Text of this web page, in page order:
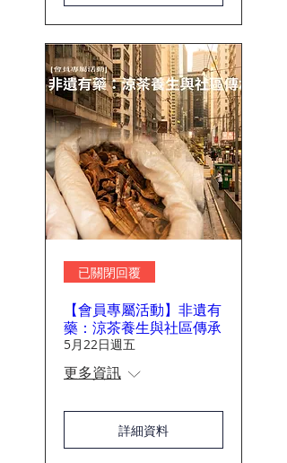
已關閉回覆
【會員專屬活動】非遺有
藥：涼茶養生與社區傳承
5月22日週五
更多資訊
詳細資料